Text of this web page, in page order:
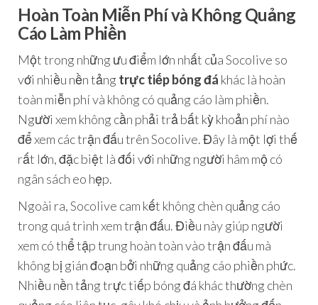
Hoàn Toàn Miễn Phí và Không Quảng
Cáo Làm Phiền
Một trong những ưu điểm lớn nhất của Socolive so
với nhiều nền tảng trực tiếp bóng đá khác là hoàn
toàn miễn phí và không có quảng cáo làm phiền.
Người xem không cần phải trả bất kỳ khoản phí nào
để xem các trận đấu trên Socolive. Đây là một lợi thế
rất lớn, đặc biệt là đối với những người hâm mộ có
ngân sách eo hẹp.
Ngoài ra, Socolive cam kết không chèn quảng cáo
trong quá trình xem trận đấu. Điều này giúp người
xem có thể tập trung hoàn toàn vào trận đấu mà
không bị gián đoạn bởi những quảng cáo phiền phức.
Nhiều nền tảng trực tiếp bóng đá khác thường chèn